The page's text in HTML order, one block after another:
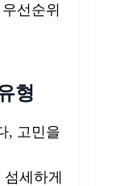
선순위
형
, 고민을
세하게